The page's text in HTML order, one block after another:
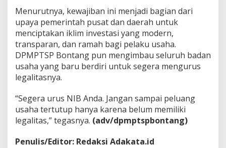
a
s
U
s
a
h
a
Menurutnya, kewajiban ini menjadi bagian dari
upaya pemerintah pusat dan daerah untuk
menciptakan iklim investasi yang modern,
transparan, dan ramah bagi pelaku usaha.
DPMPTSP Bontang pun mengimbau seluruh badan
usaha yang baru berdiri untuk segera mengurus
legalitasnya.
“Segera urus NIB Anda. Jangan sampai peluang
usaha tertutup hanya karena belum memiliki
legalitas,” tegasnya. (adv/dpmptspbontang)
Penulis/Editor: Redaksi Adakata.id